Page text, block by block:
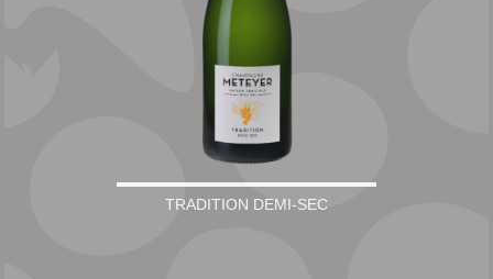
TRADITION DEMI-SEC